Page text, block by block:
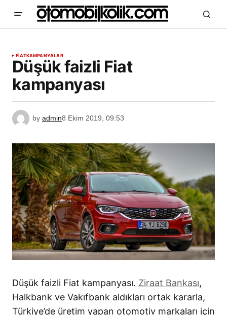
FIATKAMPANYALAR
Düşük faizli Fiat
kampanyası
by admin8 Ekim 2019, 09:53
Düşük faizli Fiat kampanyası. Ziraat Bankası,
Halkbank ve Vakıfbank aldıkları ortak kararla,
Türkiye’de üretim yapan otomotiv markaları için